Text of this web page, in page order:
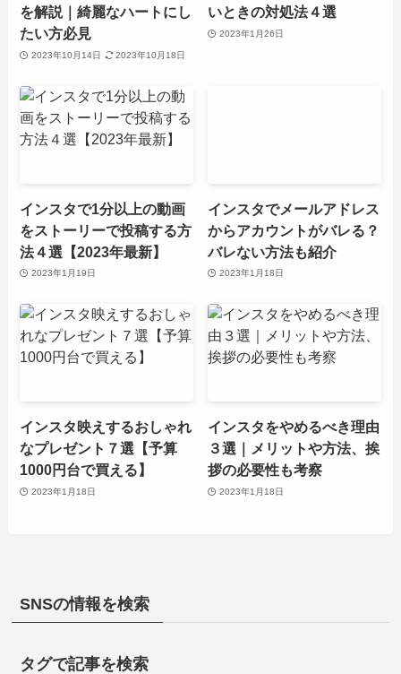
を解説｜綺麗なハートにし
たい方必見
2023年10月14日 2023年10月18日
いときの対処法４選
2023年1月26日
インスタで1分以上の動画
をストーリーで投稿する方
法４選【2023年最新】
2023年1月19日
インスタでメールアドレス
からアカウントがバレる？
バレない方法も紹介
2023年1月18日
インスタ映えするおしゃれ
なプレゼント７選【予算
1000円台で買える】
2023年1月18日
インスタをやめるべき理由
３選｜メリットや方法、挨
拶の必要性も考察
2023年1月18日
SNSの情報を検索
タグで記事を検索